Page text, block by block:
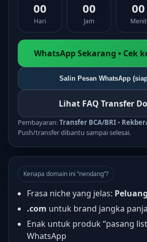
00
Hari
00
Jam
00
Menit
WhatsApp Sekarang • Cek
Salin Pesan WhatsApp
Lihat FAQ Transfer
Pembayaran:Transfer BCA/BRI •
Push/transfer dibantu sampai selesai.
Kenapa domain ini “nendang”?
Frasa niche yang jelas:
.com untuk brand jangka
Enak untuk produk “pasang
WhatsApp